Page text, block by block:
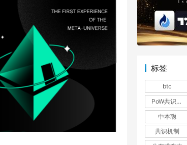
标签
btc
PoW共识机制
中本聪
共识机制